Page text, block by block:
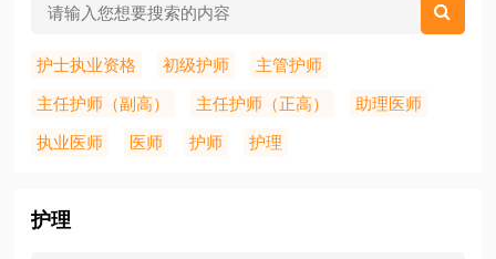
护士执业资格 初级护师 主管护师
主任护师（副高） 主任护师（正高） 助理医师
执业医师 医师 护师 护理
护理